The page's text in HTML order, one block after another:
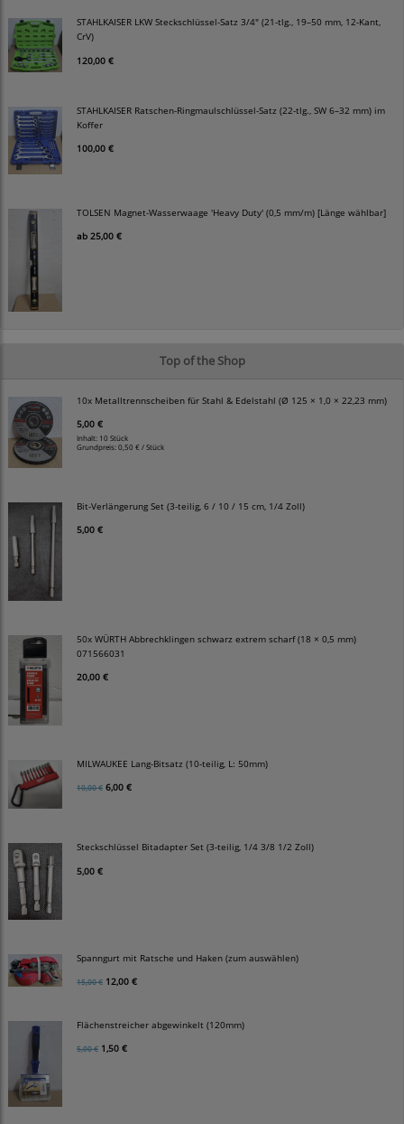
STAHLKAISER LKW Steckschlüssel-Satz 3/4" (21-tlg., 19–50 mm, 12-Kant,
CrV)
120,00 €
STAHLKAISER Ratschen-Ringmaulschlüssel-Satz (22-tlg., SW 6–32 mm) im
Koffer
100,00 €
TOLSEN Magnet-Wasserwaage 'Heavy Duty' (0,5 mm/m) [Länge wählbar]
ab 25,00 €
Top of the Shop
10x Metalltrennscheiben für Stahl & Edelstahl (Ø 125 × 1,0 × 22,23 mm)
5,00 €
Inhalt: 10 Stück
Grundpreis:0,50 € / Stück
Bit-Verlängerung Set (3-teilig, 6 / 10 / 15 cm, 1/4 Zoll)
5,00 €
50x WÜRTH Abbrechklingen schwarz extrem scharf (18 × 0,5 mm)
071566031
20,00 €
MILWAUKEE Lang-Bitsatz (10-teilig, L: 50mm)
10,00 € 6,00 €
Steckschlüssel Bitadapter Set (3-teilig, 1/4 3/8 1/2 Zoll)
5,00 €
Spanngurt mit Ratsche und Haken (zum auswählen)
15,00 € 12,00 €
Flächenstreicher abgewinkelt (120mm)
5,00 € 1,50 €